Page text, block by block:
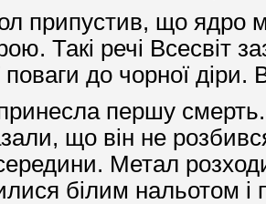
припустив, що ядро
Такі речі Всесвіт
до чорної діри.
першу
що він не
Метал
білим нальотом і